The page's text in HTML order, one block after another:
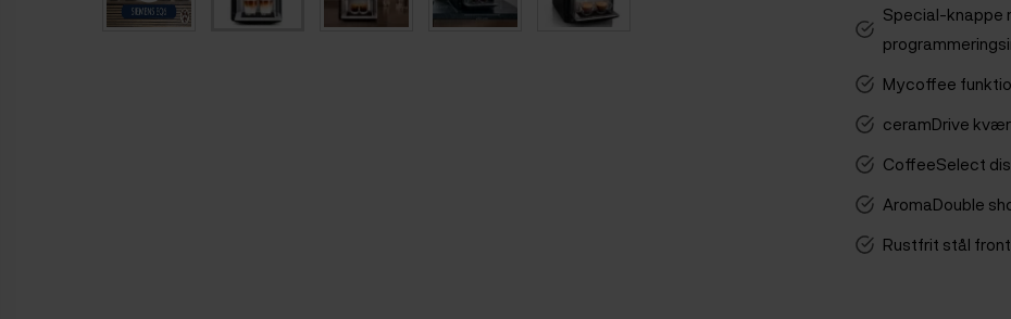
Special-knappe
Mycoffee
ceramDrive
CoffeeSelect
AromaDouble
Rustfrit stål